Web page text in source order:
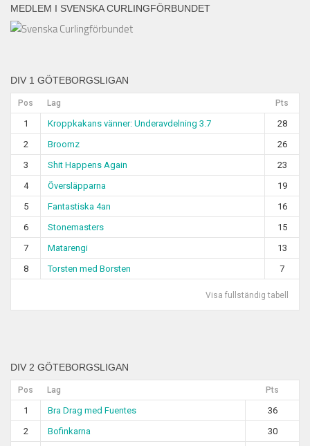
MEDLEM I SVENSKA CURLINGFÖRBUNDET
DIV 1 GÖTEBORGSLIGAN
Pos Lag Pts
1 Kroppkakans vänner: Underavdelning 3.7
28
2
Broomz
26
3
Shit Happens Again
23
4
Översläpparna
19
5
Fantastiska 4an
16
6
Stonemasters
15
7
Matarengi
13
8
Torsten med Borsten 7
Visa fullständig tabell
DIV 2 GÖTEBORGSLIGAN
Pos Lag Pts
1 Bra Drag med Fuentes
36
2
Bofinkarna
30